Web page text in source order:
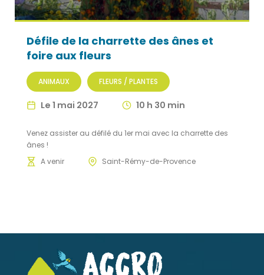
Défile de la charrette des ânes et
foire aux fleurs
ANIMAUX FLEURS / PLANTES
Le 1 mai 2027 10 h 30 min
Venez assister au défilé du 1er mai avec la charrette des
ânes !
A venir
Saint-Rémy-de-Provence